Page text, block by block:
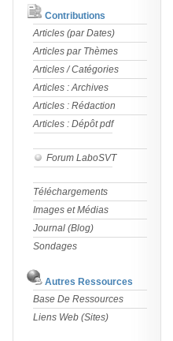
Contributions
Articles (par Dates)
Articles par Thèmes
Articles / Catégories
Articles : Archives
Articles : Rédaction
Articles : Dépôt pdf
Forum LaboSVT
Téléchargements
Images et Médias
Journal (Blog)
Sondages
Autres Ressources
Base De Ressources
Liens Web (Sites)